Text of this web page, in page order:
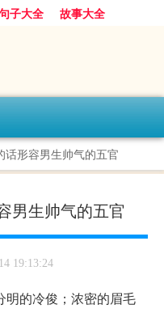
子大全
故事大全
话形容男生帅气的五官
男生帅气的五官
19:13:24
明的冷俊；浓密的眉毛